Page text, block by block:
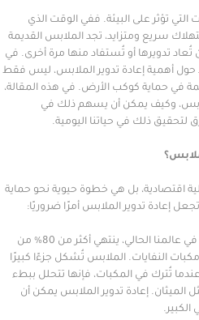
البيئة. ففي الوقت الذي
تجد الملابس القديمة
أو تُستفاد منها مرة أخرى. في
إعادة تدوير الملابس، ليس فقط
كوكب الأرض. في هذه المقالة،
يمكن أن يسهم ذلك في
في حياتنا اليومية.
بل هي خطوة حيوية نحو حماية
تدوير الملابس أمرًا ضروريًا:
: في عالمنا الحالي، ينتهي أكثر من 80% من
الملابس تُشكل جزءًا كبيرًا
في المكبات، فإنها تتحلل ببطء
إعادة تدوير الملابس يمكن أن